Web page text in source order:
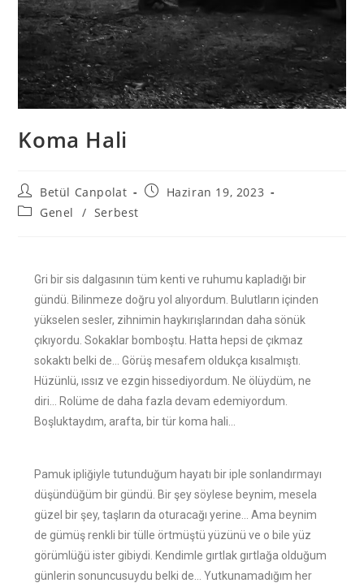
Koma Hali
Betül Canpolat
Haziran 19, 2023
Genel
/ Serbest
Gri bir sis dalgasının tüm kenti ve ruhumu kapladığı bir
gündü. Bilinmeze doğru yol alıyordum. Bulutların içinden
yükselen sesler, zihnimin haykırışlarından daha sönük
çıkıyordu. Sokaklar bomboştu. Hatta hepsi de çıkmaz
sokaktı belki de… Görüş mesafem oldukça kısalmıştı.
Hüzünlü, ıssız ve ezgin hissediyordum. Ne ölüydüm, ne
diri… Rolüme de daha fazla devam edemiyordum.
Boşluktaydım, arafta, bir tür koma hali…
Pamuk ipliğiyle tutunduğum hayatı bir iple sonlandırmayı
düşündüğüm bir gündü. Bir şey söylese beynim, mesela
güzel bir şey, taşların da oturacağı yerine… Ama beynim
de gümüş renkli bir tülle örtmüştü yüzünü ve o bile yüz
görümlüğü ister gibiydi. Kendimle gırtlak gırtlağa olduğum
günlerin sonuncusuydu belki de… Yutkunamadığım her